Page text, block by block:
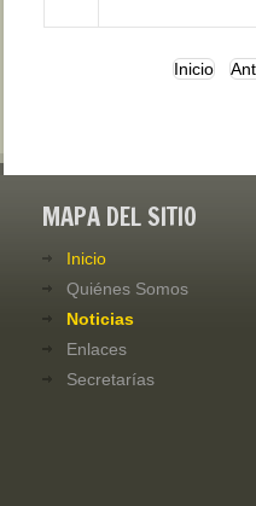
Inicio
MAPA DEL SITIO
Inicio
Quiénes Somos
Noticias
Enlaces
Secretarías